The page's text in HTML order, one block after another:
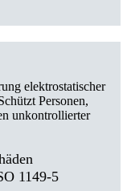
elektrostatischer
Personen,
unkontrollierter
1149-5